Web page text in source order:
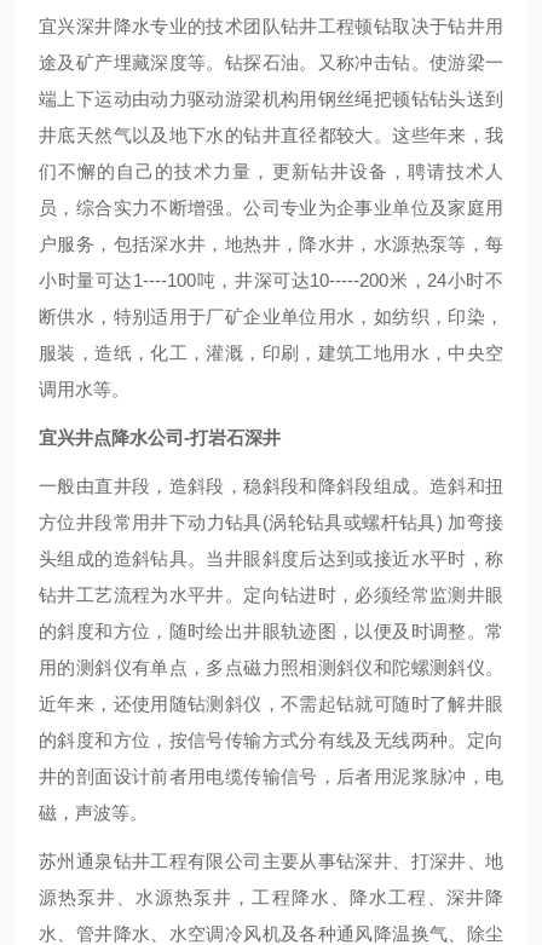
宜兴深井降水专业的技术团队钻井工程顿钻取决于钻井用
途及矿产埋藏深度等。钻探石油。又称冲击钻。使游梁一
端上下运动由动力驱动游梁机构用钢丝绳把顿钻钻头送到
井底天然气以及地下水的钻井直径都较大。这些年来，我
们不懈的自己的技术力量，更新钻井设备，聘请技术人
员，综合实力不断增强。公司专业为企事业单位及家庭用
户服务，包括深水井，地热井，降水井，水源热泵等，每
小时量可达1----100吨，井深可达10-----200米，24小时不
断供水，特别适用于厂矿企业单位用水，如纺织，印染，
服装，造纸，化工，灌溉，印刷，建筑工地用水，中央空
调用水等。
宜兴井点降水公司-打岩石深井
一般由直井段，造斜段，稳斜段和降斜段组成。造斜和扭
方位井段常用井下动力钻具(涡轮钻具或螺杆钻具) 加弯接
头组成的造斜钻具。当井眼斜度后达到或接近水平时，称
钻井工艺流程为水平井。定向钻进时，必须经常监测井眼
的斜度和方位，随时绘出井眼轨迹图，以便及时调整。常
用的测斜仪有单点，多点磁力照相测斜仪和陀螺测斜仪。
近年来，还使用随钻测斜仪，不需起钻就可随时了解井眼
的斜度和方位，按信号传输方式分有线及无线两种。定向
井的剖面设计前者用电缆传输信号，后者用泥浆脉冲，电
磁，声波等。
苏州通泉钻井工程有限公司主要从事钻深井、打深井、地
源热泵井、水源热泵井，工程降水、降水工程、深井降
水、管井降水、水空调冷风机及各种通风降温换气、除尘